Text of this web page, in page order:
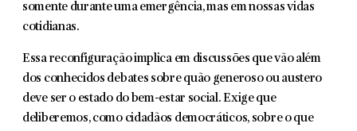
somente durante uma emergência, mas em nossas vidas
cotidianas.
Essa reconfiguração implica em discussões que vão além
dos conhecidos debates sobre quão generoso ou austero
deve ser o estado do bem-estar social. Exige que
deliberemos, como cidadãos democráticos, sobre o que